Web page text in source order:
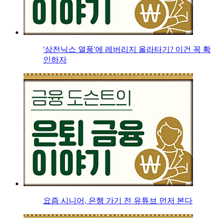
'삼전닉스 열풍'에 레버리지 올라타기? 이건 꼭 확
인하자
요즘 시니어, 은행 가기 전 유튜브 먼저 본다